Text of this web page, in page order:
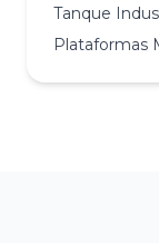
Tanque
Plataformas